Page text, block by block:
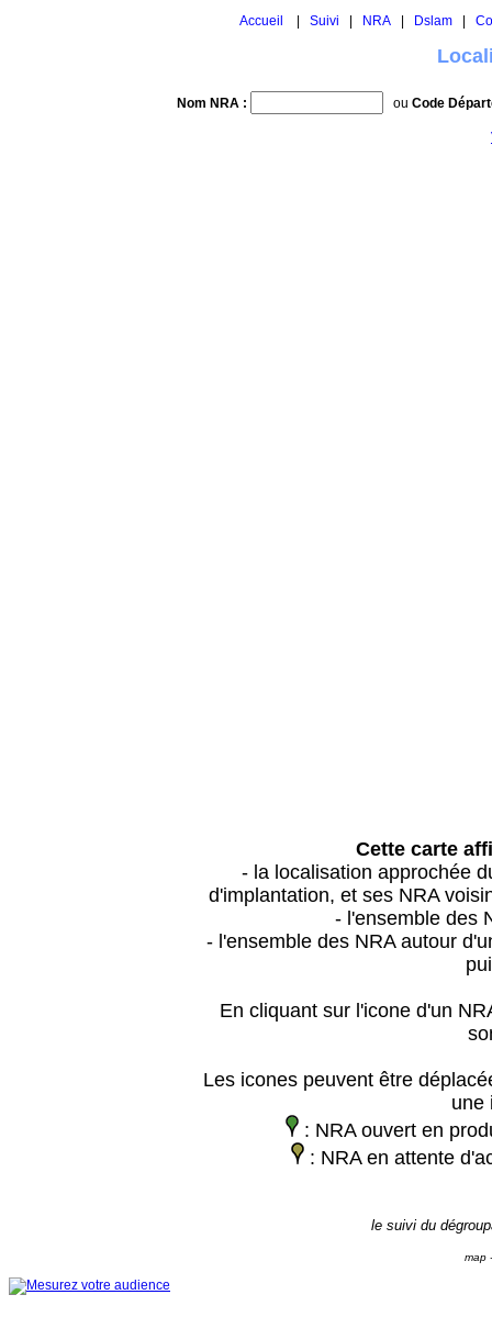
Accueil Suivi NRA Dslam
Nom NRA : ou Code
Cette carte
- la localisation approchée
d'implantation, et ses NRA
- l'ensemble des
- l'ensemble des NRA autour
En cliquant sur l'icone d'un
Les icones peuvent être
une
: NRA ouvert en
: NRA en attente
le suivi du
map